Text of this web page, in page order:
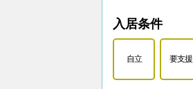
入居条件
自立 要支援